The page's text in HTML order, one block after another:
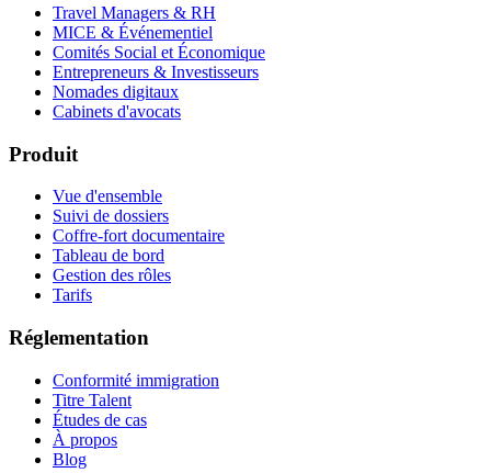
Travel Managers & RH
MICE & Événementiel
Comités Social et Économique
Entrepreneurs & Investisseurs
Nomades digitaux
Cabinets d'avocats
Produit
Vue d'ensemble
Suivi de dossiers
Coffre-fort documentaire
Tableau de bord
Gestion des rôles
Tarifs
Réglementation
Conformité immigration
Titre Talent
Études de cas
À propos
Blog